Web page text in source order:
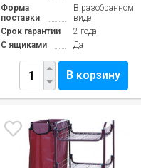
Форма
поставки
В разобранном
виде
Срок гарантии
2 года
С ящиками
Да
В корзину